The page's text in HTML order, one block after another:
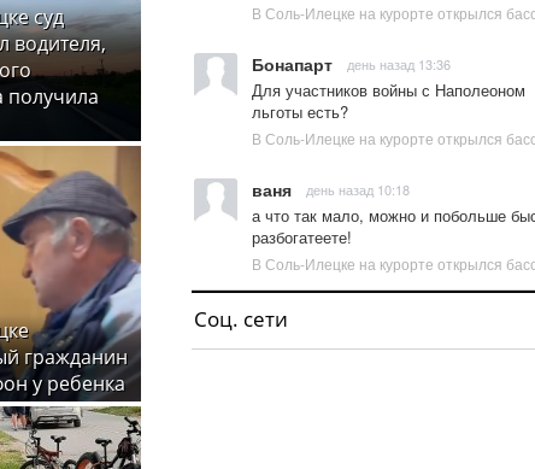
суд
водителя,
получила
гражданин
у ребенка
Бонапарт день назад 13:36
Для участников войны с Наполеоном
льготы есть?
ваня день назад 10:18
а что так мало, можно и побольше
разбогатеете!
Соц. сети